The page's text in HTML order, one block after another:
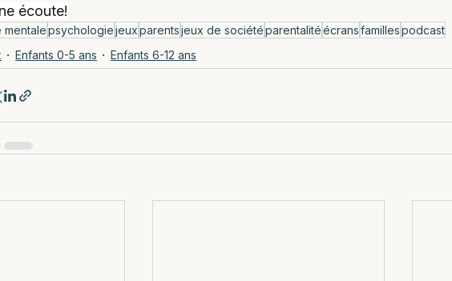
écoute!
mentalepsychologiejeuxparentsjeux de sociétéparentalitéécransfamillespodcast
Enfants 0-5 ans Enfants 6-12 ans